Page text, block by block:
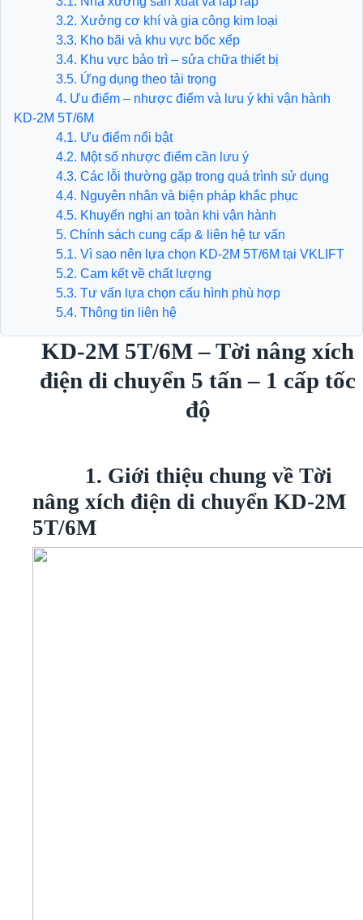
3.2. Xưởng cơ khí và gia công kim loại
3.3. Kho bãi và khu vực bốc xếp
3.4. Khu vực bảo trì – sửa chữa thiết bị
3.5. Ứng dụng theo tải trọng
4. Ưu điểm – nhược điểm và lưu ý khi vận hành
KD-2M 5T/6M
4.1. Ưu điểm nổi bật
4.2. Một số nhược điểm cần lưu ý
​​​​​​​4.3. Các lỗi thường gặp trong quá trình sử dụng
4.4. Nguyên nhân và biện pháp khắc phục
4.5. Khuyến nghị an toàn khi vận hành
5. Chính sách cung cấp & liên hệ tư vấn
5.1. Vì sao nên lựa chọn KD-2M 5T/6M tại VKLIFT
​​​​​​​5.2. Cam kết về chất lượng
5.3. Tư vấn lựa chọn cấu hình phù hợp
5.4. Thông tin liên hệ
KD-2M 5T/6M – Tời nâng xích
điện di chuyển 5 tấn – 1 cấp tốc
độ
1. Giới thiệu chung về Tời
nâng xích điện di chuyển KD-2M
5T/6M